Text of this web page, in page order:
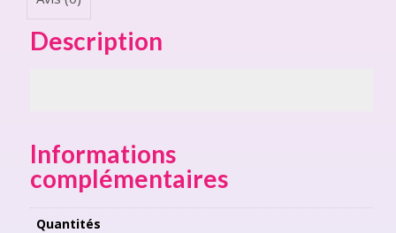
Description
Informations
complémentaires
Quantités